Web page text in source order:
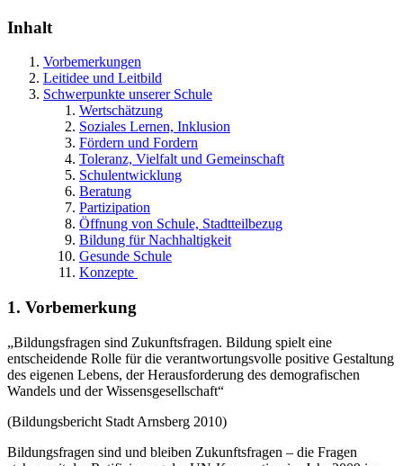
Inhalt
Vorbemerkungen
Leitidee und Leitbild
Schwerpunkte unserer Schule
Wertschätzung
Soziales Lernen, Inklusion
Fördern und Fordern
Toleranz, Vielfalt und Gemeinschaft
Schulentwicklung
Beratung
Partizipation
Öffnung von Schule, Stadtteilbezug
Bildung für Nachhaltigkeit
Gesunde Schule
Konzepte
1. Vorbemerkung
„Bildungsfragen sind Zukunftsfragen. Bildung spielt eine
entscheidende Rolle für die verantwortungsvolle positive Gestaltung
des eigenen Lebens, der Herausforderung des demografischen
Wandels und der Wissensgesellschaft“
(Bildungsbericht Stadt Arnsberg 2010)
Bildungsfragen sind und bleiben Zukunftsfragen – die Fragen